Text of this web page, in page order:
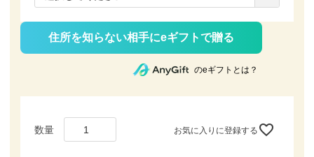
住所を知らない相手にeギフトで贈る
のeギフトとは？
お気に入りに登録する